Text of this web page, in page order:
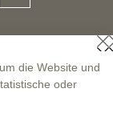
die Website und
oder